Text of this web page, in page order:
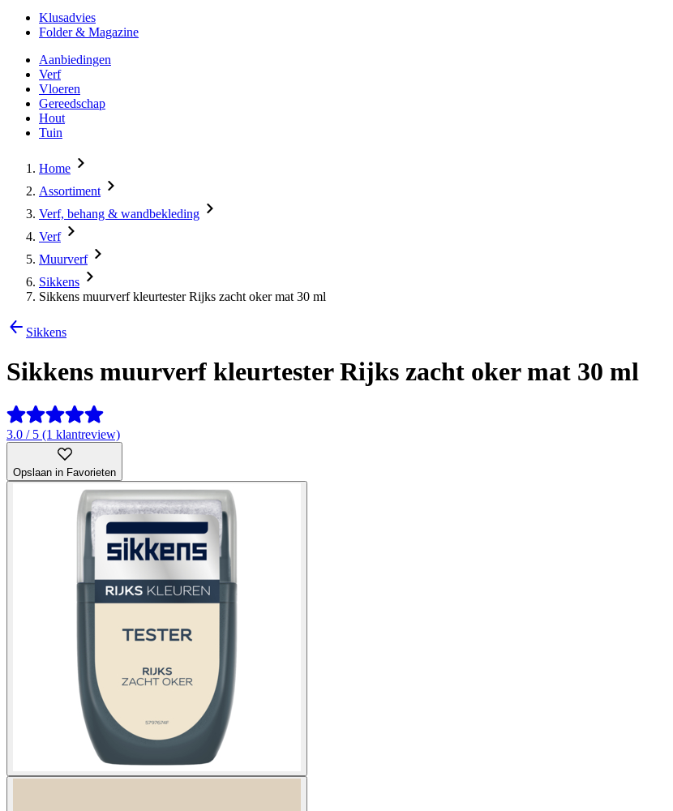
Klusadvies
Folder & Magazine
Aanbiedingen
Verf
Vloeren
Gereedschap
Hout
Tuin
Home
Assortiment
Verf, behang & wandbekleding
Verf
Muurverf
Sikkens
Sikkens muurverf kleurtester Rijks zacht oker mat 30 ml
Sikkens
Sikkens muurverf kleurtester Rijks zacht oker mat 30 ml
3.0 / 5 (1 klantreview)
Opslaan in Favorieten